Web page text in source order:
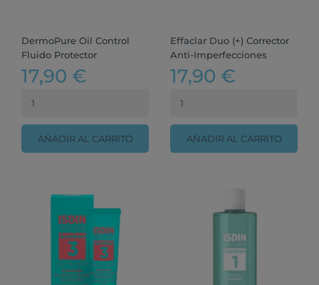
DermoPure Oil Control
Fluido Protector
17,90 €
AÑADIR AL CARRITO
Effaclar Duo (+) Corrector
Anti-Imperfecciones
17,90 €
AÑADIR AL CARRITO